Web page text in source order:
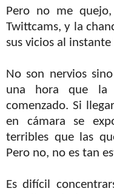
Pero no me
Twittcams, y la
sus vicios al
No son nervios
una hora que la
comenzado. Si
en cámara se
terribles que las
Pero no, no es tan
Es difícil